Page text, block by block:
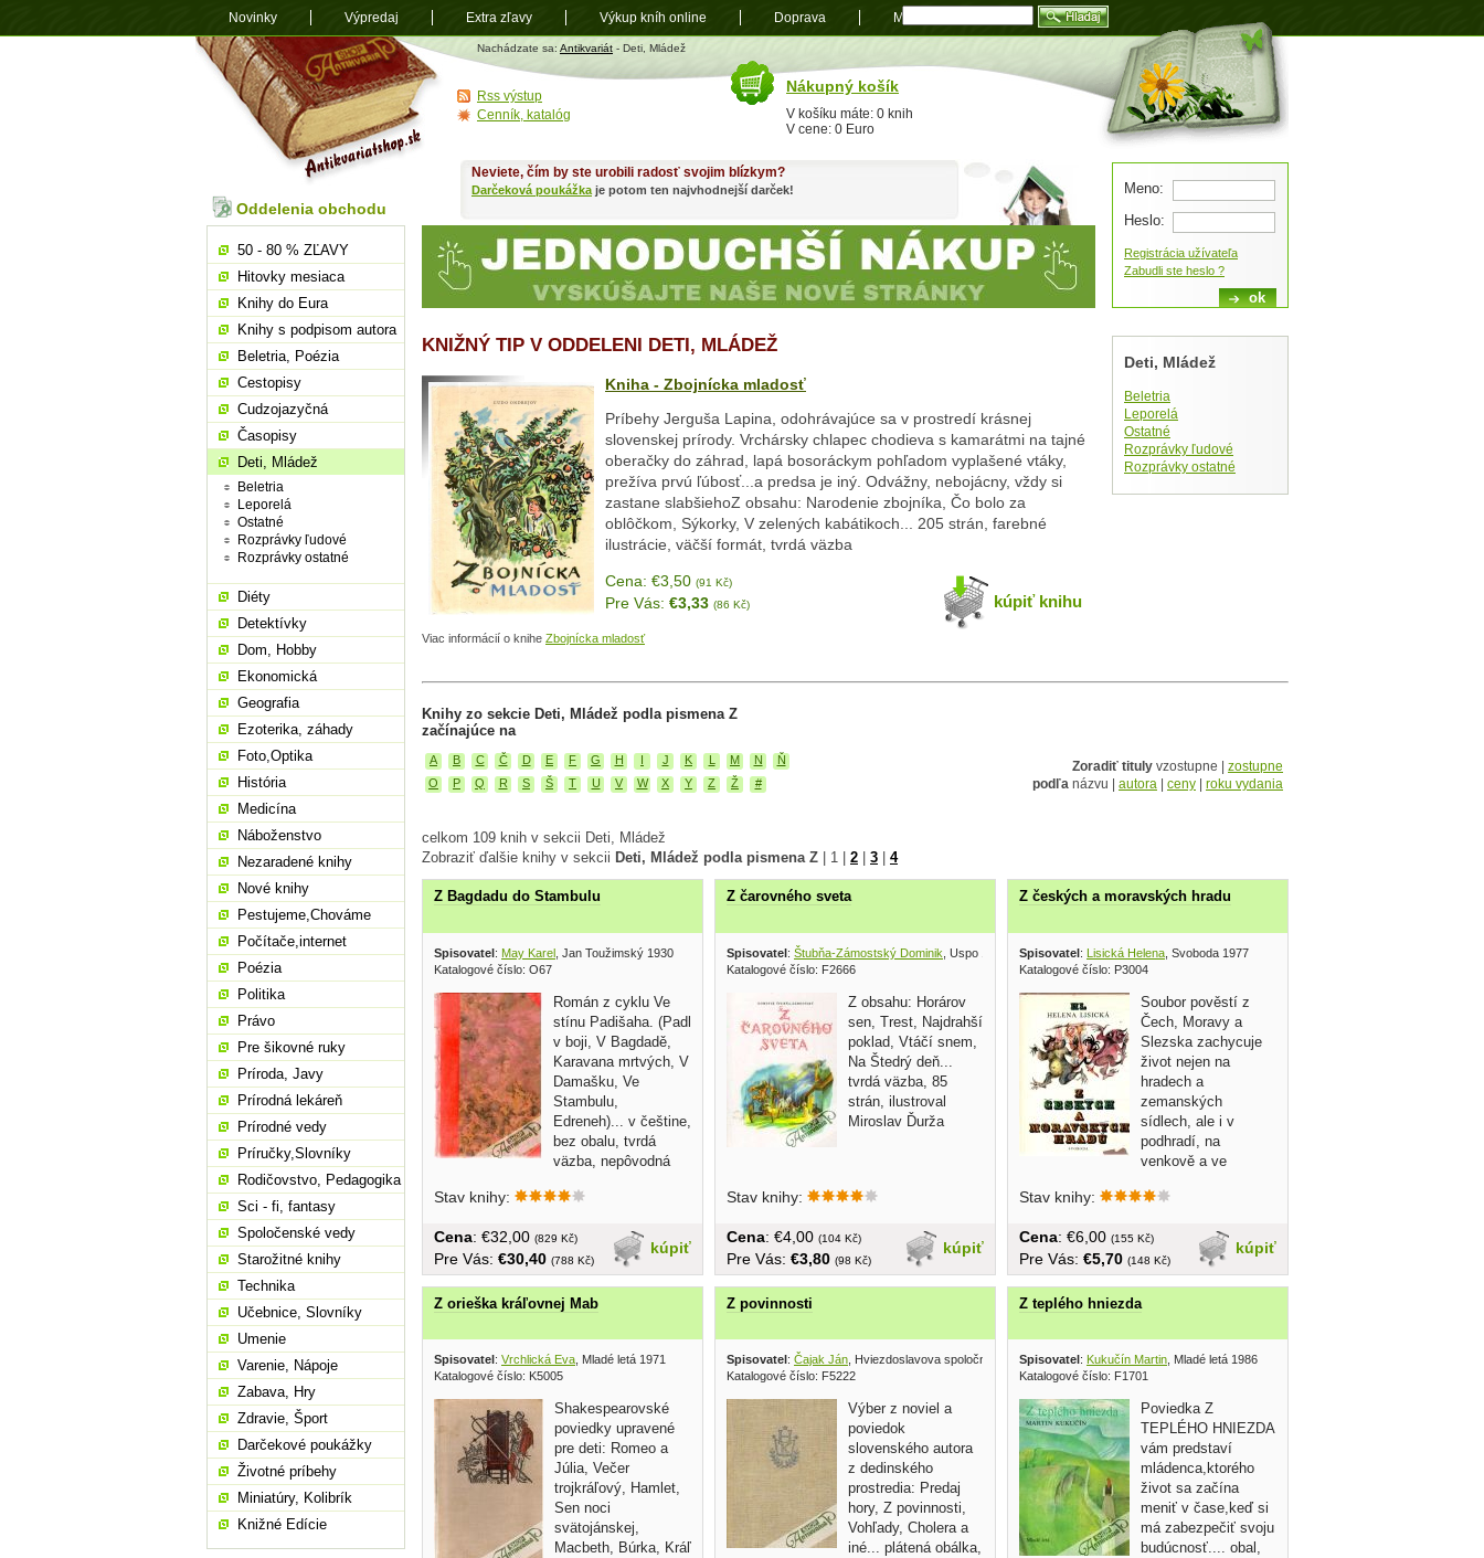
Antikvariát
shop.sk
Nachádzate sa: Antikvariát - Deti, Mládež
KNIŽNÝ TIP V ODDELENI DETI, MLÁDEŽ
Kniha - Zbojnícka mladosť
Príbehy Jerguša Lapina, odohrávajúce sa v prostredí krásnej
slovenskej prírody. Vrchársky chlapec chodieva s kamarátmi na tajné
oberačky do záhrad, lapá bosoráckym pohľadom vyplašené vtáky,
prežíva prvú ľúbosť...a predsa je iný. Odvážny, nebojácny, vždy si
zastane slabšiehoZ obsahu: Narodenie zbojníka, Čo bolo za
oblôčkom, Sýkorky, V zelených kabátikoch... 205 strán, farebné
ilustrácie, väčší formát, tvrdá väzba
kúpiť knihu
Cena: €3,50 (91 Kč)
Pre Vás: €3,33 (86 Kč)
Viac informácií o knihe Zbojnícka mladosť
Deti, Mládež
Beletria
Leporelá
Ostatné
Rozprávky ľudové
Rozprávky ostatné
Knihy zo sekcie Deti, Mládež podla pismena Z
začínajúce na
A B C Č D E F G H I J K L M N
Ň
O
P Q R S Š T U V W X Y Z Ž #
Zoradiť tituly vzostupne | zostupne
podľa názvu | autora ceny roku vydania
celkom 109 knih v sekcii Deti, Mládež
Zobraziť ďalšie knihy v sekcii Deti, Mládež podla pismena Z 1 2 3 4
Z Bagdadu do Stambulu
Spisovatel: May Karel , Jan Toužimský 1930
Katalogové číslo: O67
Román z cyklu Ve
stínu Padišaha. (Padl
v boji, V Bagdadě,
Karavana mrtvých, V
Damašku, Ve
Stambulu,
Edreneh)... v češtine,
bez obalu, tvrdá
väzba, nepôvodná
Stav knihy:
kúpiť
Cena: €32,00 (829 Kč)
Pre Vás: €30,40 (788 Kč)
Z čarovného sveta
Spisovatel: Štubňa-Zámostský Dominik , Uspo 1995
Katalogové číslo: F2666
Z obsahu: Horárov
sen, Trest, Najdrahší
poklad, Vtáčí snem,
Na Štedrý deň...
tvrdá väzba, 85
strán, ilustroval
Miroslav Ďurža
Stav knihy:
kúpiť
Cena: €4,00 (104 Kč)
Pre Vás: €3,80 (98 Kč)
Z českých a moravských hradu
Spisovatel: Lisická Helena , Svoboda 1977
Katalogové číslo: P3004
Soubor pověstí z
Čech, Moravy a
Slezska zachycuje
život nejen na
hradech a
zemanských
sídlech, ale i v
podhradí, na
venkově a ve
Stav knihy:
kúpiť
Cena: €6,00 (155 Kč)
Pre Vás: €5,70 (148 Kč)
Z orieška kráľovnej Mab
Spisovatel : Vrchlická Eva, Mladé letá 1971
Katalogové číslo: K5005
Shakespearovské
poviedky upravené
pre deti: Romeo a
Júlia, Večer
trojkráľový, Hamlet,
Sen noci
svätojánskej,
Macbeth, Búrka, Kráľ
Z povinnosti
Spisovatel : Čajak Ján, Hviezdoslavova spoločnosť 1956
Katalogové číslo: F5222
Výber z noviel a
poviedok
slovenského autora
z dedinského
prostredia: Predaj
hory, Z povinnosti,
Vohľady, Cholera a
iné... plátená obálka,
Z teplého hniezda
Spisovatel : Kukučín Martin, Mladé letá 1986
Katalogové číslo: F1701
Poviedka Z
TEPLÉHO HNIEZDA
vám predstaví
mládenca,ktorého
život sa začína
meniť v čase,keď si
má zabezpečiť svoju
budúcnosť.... obal,
Neviete, čím by ste urobili radosť svojim blízkym?
Darčeková poukážka je potom ten najvhodnejší darček!
Oddelenia obchodu
50 - 80 % ZĽAVY
Hitovky mesiaca
Knihy do Eura
Knihy s podpisom autora
Beletria, Poézia
Cestopisy
Cudzojazyčná
Časopisy
Deti, Mládež
Beletria
Leporelá
Ostatné
Rozprávky ľudové
Rozprávky ostatné
Diéty
Detektívky
Dom, Hobby
Ekonomická
Geografia
Ezoterika, záhady
Foto,Optika
História
Medicína
Náboženstvo
Nezaradené knihy
Nové knihy
Pestujeme,Chováme
Počítače,internet
Poézia
Politika
Právo
Pre šikovné ruky
Príroda, Javy
Prírodná lekáreň
Prírodné vedy
Príručky,Slovníky
Rodičovstvo, Pedagogika
Sci - fi, fantasy
Spoločenské vedy
Starožitné knihy
Technika
Učebnice, Slovníky
Umenie
Varenie, Nápoje
Zabava, Hry
Zdravie, Šport
Darčekové poukážky
Životné príbehy
Miniatúry, Kolibrík
Knižné Edície
Meno:
Heslo:
Registrácia užívateľa
Zabudli ste heslo ?
Nákupný košík
V košíku máte: 0 knih
V cene: 0 Euro
Rss výstup
Cenník, katalóg
Novinky Výpredaj Extra zľavy Výkup kníh online Doprava Mapa